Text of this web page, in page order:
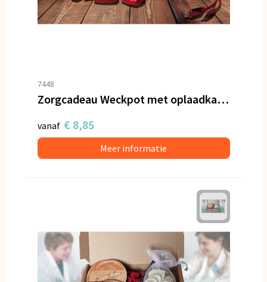
7448
Zorgcadeau Weckpot met oplaadkabel en hartjes
vanaf € 8,85
Meer informatie